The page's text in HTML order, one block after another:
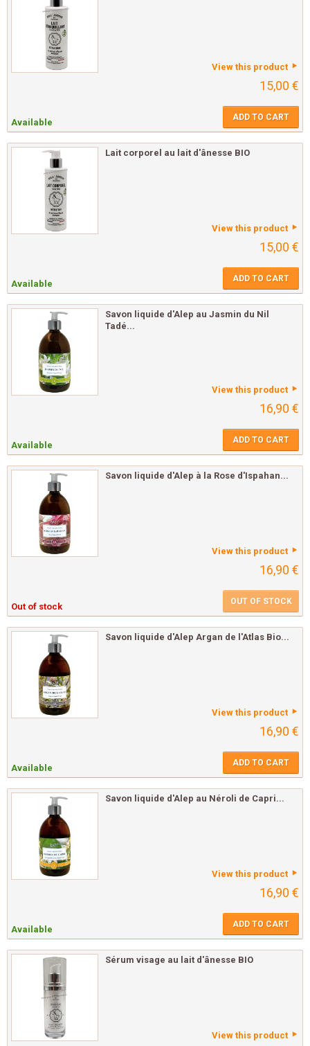
View this product
15,00 €
Available ADD TO CART
Lait corporel au lait d'ânesse BIO
View this product
15,00 €
Available ADD TO CART
Savon liquide d'Alep au Jasmin du Nil
Tadé...
View this product
16,90 €
Available ADD TO CART
Savon liquide d'Alep à la Rose d'Ispahan...
View this product
16,90 €
Out of stock OUT OF STOCK
Savon liquide d'Alep Argan de l'Atlas Bio...
View this product
16,90 €
Available ADD TO CART
Savon liquide d'Alep au Néroli de Capri...
View this product
16,90 €
Available ADD TO CART
Sérum visage au lait d'ânesse BIO
View this product